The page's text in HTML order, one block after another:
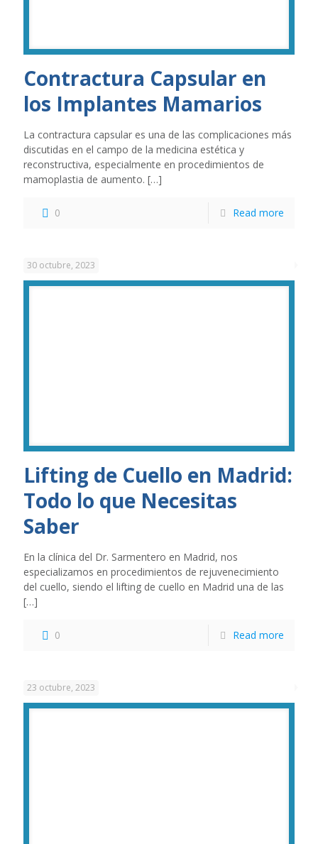
Contractura Capsular en
los Implantes Mamarios
La contractura capsular es una de las complicaciones más
discutidas en el campo de la medicina estética y
reconstructiva, especialmente en procedimientos de
mamoplastia de aumento. […]
0 Read more
30 octubre, 2023
Lifting de Cuello en Madrid:
Todo lo que Necesitas
Saber
En la clínica del Dr. Sarmentero en Madrid, nos
especializamos en procedimientos de rejuvenecimiento
del cuello, siendo el lifting de cuello en Madrid una de las
[…]
0 Read more
23 octubre, 2023